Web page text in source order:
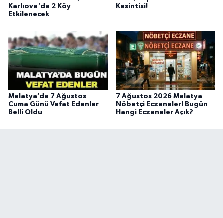
Karlıova'da 2 Köy
Etkilenecek
Kesintisi!
Malatya’da 7 Ağustos
Cuma Günü Vefat Edenler
Belli Oldu
7 Ağustos 2026 Malatya
Nöbetçi Eczaneler! Bugün
Hangi Eczaneler Açık?